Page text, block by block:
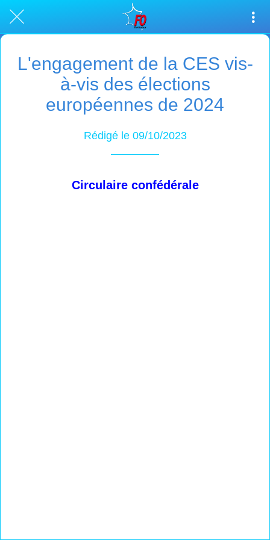
L'engagement de la CES vis-
à-vis des élections
européennes de 2024
Rédigé le 09/10/2023
Circulaire confédérale